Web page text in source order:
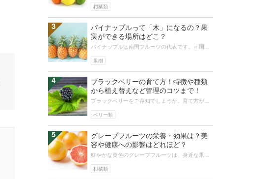
柑橘類
ざまです。今回の記事では、16種類...
3
果樹
パイナップルって「木」になるの？果
実ができる場所はどこ？
パイナップルは南国フルーツの代表です。南国フ
イナップルの画像は見かけられません...
4
ベリー類
ブラックベリーの育て方！特徴や種類
から植え替えなど管理のコツまで！
ブラックベリーをご存知でしょうか。育て方が簡
人気上昇中の果実です。今回はブラッ...
5
柑橘類
グレープフルーツの栄養・効果は？美
容や健康への影響はどれほど？
鮮やかな黄色のグレープフルーツは、身近な果物
が含まれており、グレープフルーツも...